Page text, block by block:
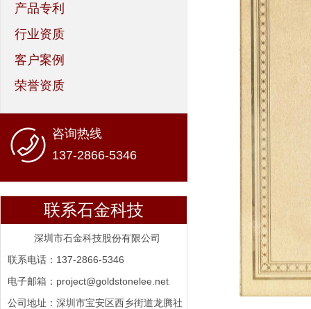
产品专利
行业资质
客户案例
荣誉资质
咨询热线
137-2866-5346
联系石金科技
深圳市石金科技股份有限公司
联系电话：137-2866-5346
电子邮箱：project@goldstonelee.net
公司地址：深圳市宝安区西乡街道龙腾社